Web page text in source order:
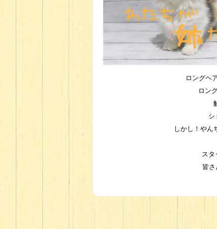
ロングヘ
ロン
シ
しかし！やん
スタ
皆